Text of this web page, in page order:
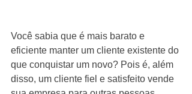
Você sabia que é mais barato e
eficiente manter um cliente existente do
que conquistar um novo? Pois é, além
disso, um cliente fiel e satisfeito vende